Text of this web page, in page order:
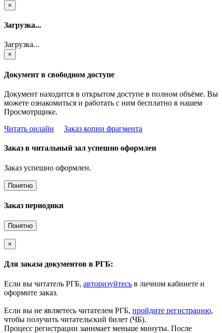
×
Загрузка...
Загрузка...
×
Документ в свободном доступе
Документ находится в открытом доступе в полном объёме. Вы
можете ознакомиться и работать с ним бесплатно в нашем
Просмотрщике.
Читать онлайн
Заказ копии фрагмента
Заказ в читальный зал успешно оформлен
Заказ успешно оформлен.
Понятно
Заказ периодики
Понятно
×
Для заказа документов в РГБ:
Если вы читатель РГБ, авторизуйтесь в личном кабинете и
оформите заказ.
Если вы не являетесь читателем РГБ, пройдите регистрацию,
чтобы получить читательский билет (ЧБ).
Процесс регистрации занимает меньше минуты. После